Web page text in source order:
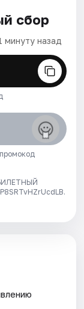
сбор
минуту назад